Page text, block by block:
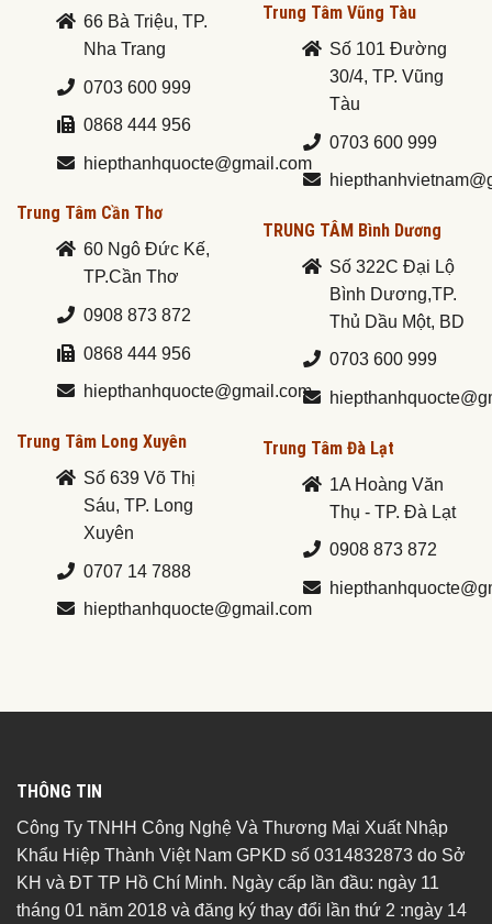
66 Bà Triệu, TP.
Nha Trang
0703 600 999
0868 444 956
hiepthanhquocte@gmail.com
Trung Tâm Cần Thơ
60 Ngô Đức Kế,
TP.Cần Thơ
0908 873 872
0868 444 956
hiepthanhquocte@gmail.com
Trung Tâm Long Xuyên
Số 639 Võ Thị
Sáu, TP. Long
Xuyên
0707 14 7888
hiepthanhquocte@gmail.com
Trung Tâm Vũng Tàu
Số 101 Đường
30/4, TP. Vũng
Tàu
0703 600 999
TRUNG TÂM Bình Dương
Số 322C Đại Lộ
Bình Dương,TP.
Thủ Dầu Một, BD
0703 600 999
Trung Tâm Đà Lạt
1A Hoàng Văn
Thụ - TP. Đà Lạt
0908 873 872
THÔNG TIN
Công Ty TNHH Công Nghệ Và Thương Mại Xuất Nhập
Khẩu Hiệp Thành Việt Nam GPKD số 0314832873 do Sở
KH và ĐT TP Hồ Chí Minh. Ngày cấp lần đầu: ngày 11
tháng 01 năm 2018 và đăng ký thay đổi lần thứ 2 :ngày 14